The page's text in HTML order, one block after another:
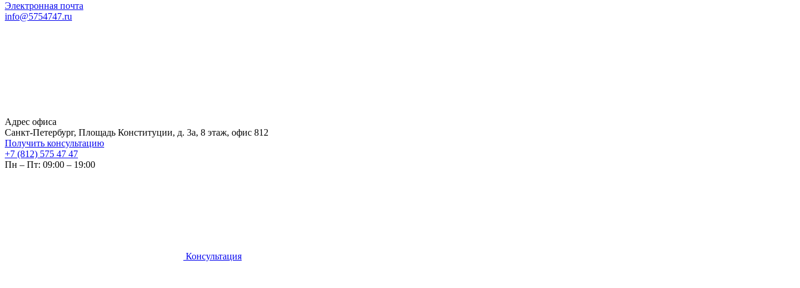
Электронная почта
info@5754747.ru
Адрес офиса
Санкт-Петербург, Площадь Конституции, д. 3а, 8 этаж, офис 812
Получить консультацию
+7 (812) 575 47 47
Пн – Пт: 09:00 – 19:00
Консультация